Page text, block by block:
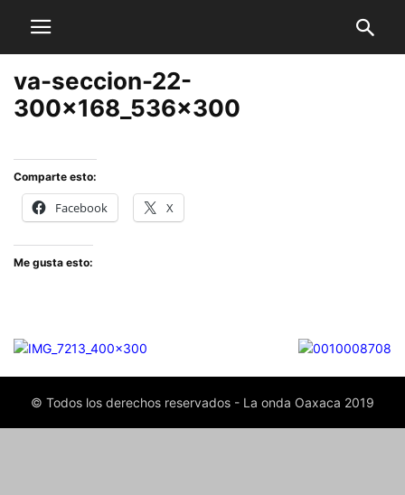
va-seccion-22-
300x168_536x300
Comparte esto:
Facebook X
Me gusta esto:
© Todos los derechos reservados - La onda Oaxaca 2019